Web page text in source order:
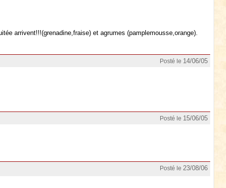
arrivent!!!(grenadine,fraise) et agrumes (pamplemousse,orange).
Posté le 14/06/05
Posté le 15/06/05
Posté le 23/08/06